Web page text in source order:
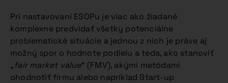
Pri nastavovaní ESOPu je viac ako žiadané
komplexne predvídať všetky potenciálne
problematické situácie a jednou z nich je práve aj
možný spor o hodnote podielu a teda, ako stanoviť
„fair market value“ (FMV), akými metódami
ohodnotiť firmu alebo napríklad Start-up